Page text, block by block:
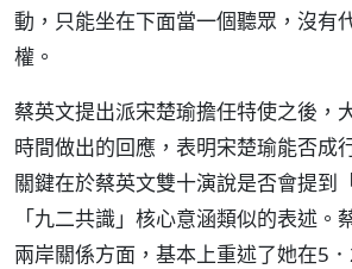
動，只能坐在下面當一個聽眾，沒有
權。
蔡英文提出派宋楚瑜擔任特使之後，
時間做出的回應，表明宋楚瑜能否成
關鍵在於蔡英文雙十演說是否會提到
「九二共識」核心意涵類似的表述。
兩岸關係方面，基本上重述了她在5